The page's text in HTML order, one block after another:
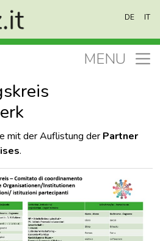
DE IT
MENU
mit der Auflistung der Partner
.